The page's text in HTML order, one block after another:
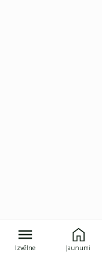
Izvēlne Jaunumi